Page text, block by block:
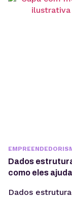
habilidades
Dados
como eles
Dados